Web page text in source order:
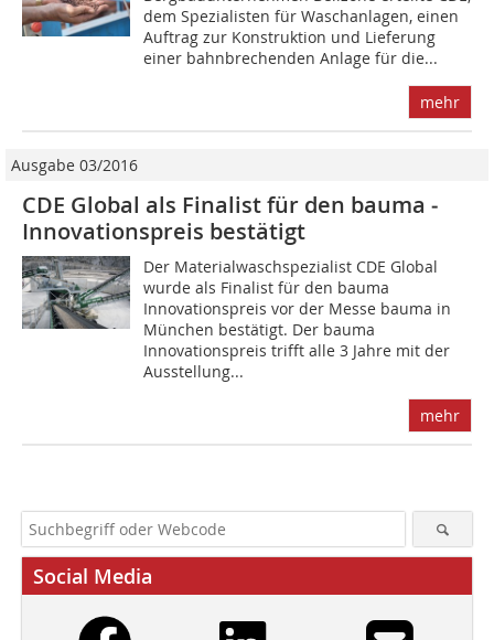
dem Spezialisten für Waschanlagen, einen
Auftrag zur Konstruktion und Lieferung
einer bahnbrechenden Anlage für die...
mehr
Ausgabe 03/2016
CDE Global als Finalist für den bauma ­
Innovationspreis bestätigt
Der Materialwaschspezialist CDE Global
wurde als Finalist für den bauma
Innovationspreis vor der Messe bauma in
München bestätigt. Der bauma
Innovationspreis trifft alle 3 Jahre mit der
Ausstellung...
mehr
Social Media